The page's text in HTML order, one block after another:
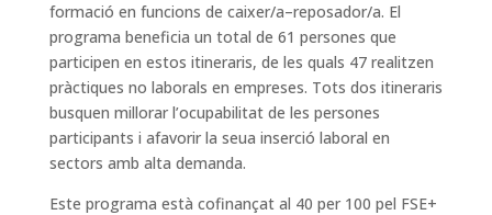
formació en funcions de caixer/a–reposador/a. El
programa beneficia un total de 61 persones que
participen en estos itineraris, de les quals 47 realitzen
pràctiques no laborals en empreses. Tots dos itineraris
busquen millorar l’ocupabilitat de les persones
participants i afavorir la seua inserció laboral en
sectors amb alta demanda.
Este programa està cofinançat al 40 per 100 pel FSE+